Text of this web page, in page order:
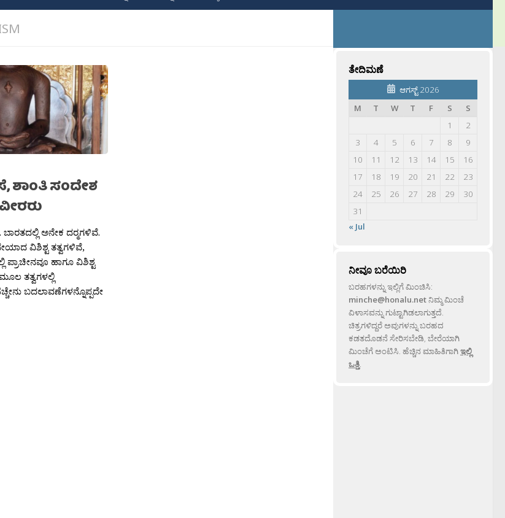
ಶಾಂತಿ ಸಂದೇಶ
ಅನೇಕ ದರ‍್ಮಗಳಿವೆ.
ವಿಶಿಶ್ಟ ತತ್ವಗಳಿವೆ,
ಹಾಗೂ ವಿಶಿಶ್ಟ
ತತ್ವಗಳಲ್ಲಿ
ಬದಲಾವಣೆಗಳನ್ನೊಪ್ಪದೇ
ತೇದಿಮಣೆ
ಆಗಸ್ಟ್ 2026
M
T W T F S
S
1
2
3
4 5 6 7 8
9
10
11 12 13 14 15
16
17
18 19 20 21 22
23
24
25 26 27 28 29
30
31
« Jul
ನೀವೂ ಬರೆಯಿರಿ
ಬರಹಗಳನ್ನು ಇಲ್ಲಿಗೆ ಮಿಂಚಿಸಿ:
minche@honalu.netನಿಮ್ಮ ಮಿಂಚೆ
ವಿಳಾಸವನ್ನು ಗುಟ್ಟಾಗಿಡಲಾಗುತ್ತದೆ.
ಚಿತ್ರಗಳಿದ್ದರೆ ಅವುಗಳನ್ನು ಬರಹದ
ಕಡತದೊಡನೆ ಸೇರಿಸಬೇಡಿ, ಬೇರೆಯಾಗಿ
ಮಿಂಚೆಗೆ ಅಂಟಿಸಿ. ಹೆಚ್ಚಿನ ಮಾಹಿತಿಗಾಗಿಇಲ್ಲಿ
ಒತ್ತಿ.